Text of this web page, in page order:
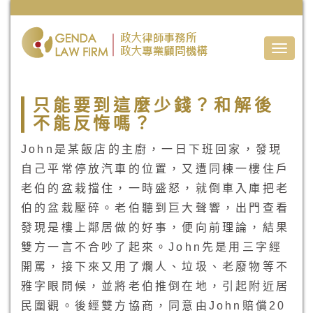
Toggle
只能要到這麼少錢？和解後
不能反悔嗎？
John是某飯店的主廚，一日下班回家，發現
自己平常停放汽車的位置，又遭同棟一樓住戶
老伯的盆栽擋住，一時盛怒，就倒車入庫把老
伯的盆栽壓碎。老伯聽到巨大聲響，出門查看
發現是樓上鄰居做的好事，便向前理論，結果
雙方一言不合吵了起來。John先是用三字經
開罵，接下來又用了爛人、垃圾、老廢物等不
雅字眼問候，並將老伯推倒在地，引起附近居
民圍觀。後經雙方協商，同意由John賠償20